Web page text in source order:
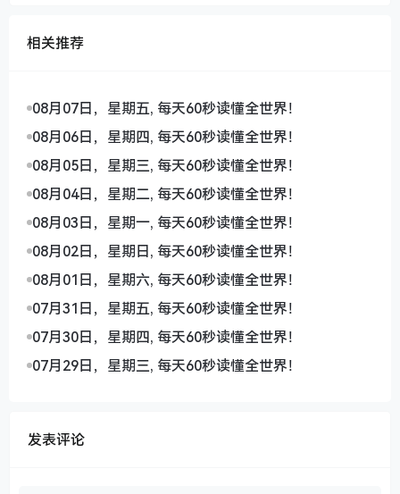
相关推荐
08月07日，星期五, 每天60秒读懂全世界！
08月06日，星期四, 每天60秒读懂全世界！
08月05日，星期三, 每天60秒读懂全世界！
08月04日，星期二, 每天60秒读懂全世界！
08月03日，星期一, 每天60秒读懂全世界！
08月02日，星期日, 每天60秒读懂全世界！
08月01日，星期六, 每天60秒读懂全世界！
07月31日，星期五, 每天60秒读懂全世界！
07月30日，星期四, 每天60秒读懂全世界！
07月29日，星期三, 每天60秒读懂全世界！
发表评论